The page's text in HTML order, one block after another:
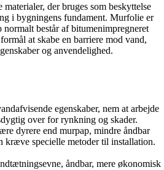
der bruges som beskyttelse
i bygningens fundament. Murfolie er
består af bitumenimpregneret
at skabe en barriere mod vand,
og anvendelighed.
egenskaber, nem at arbejde
over for rynkning og skader.
dyrere end murpap, mindre åndbar
kræve specielle metoder til installation.
åndbar, mere økonomisk